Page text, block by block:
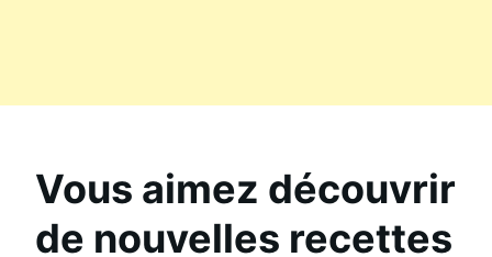
Vous aimez découvrir
de nouvelles recettes